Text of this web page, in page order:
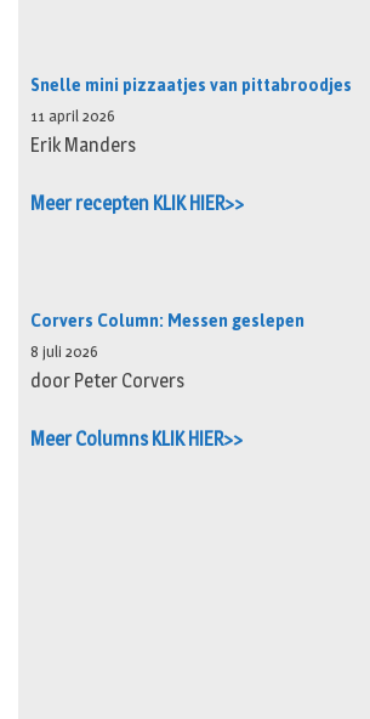
Snelle mini pizzaatjes van pittabroodjes
11 april 2026
Erik Manders
Meer recepten KLIK HIER>>
Corvers Column: Messen geslepen
8 juli 2026
door Peter Corvers
Meer Columns KLIK HIER>>